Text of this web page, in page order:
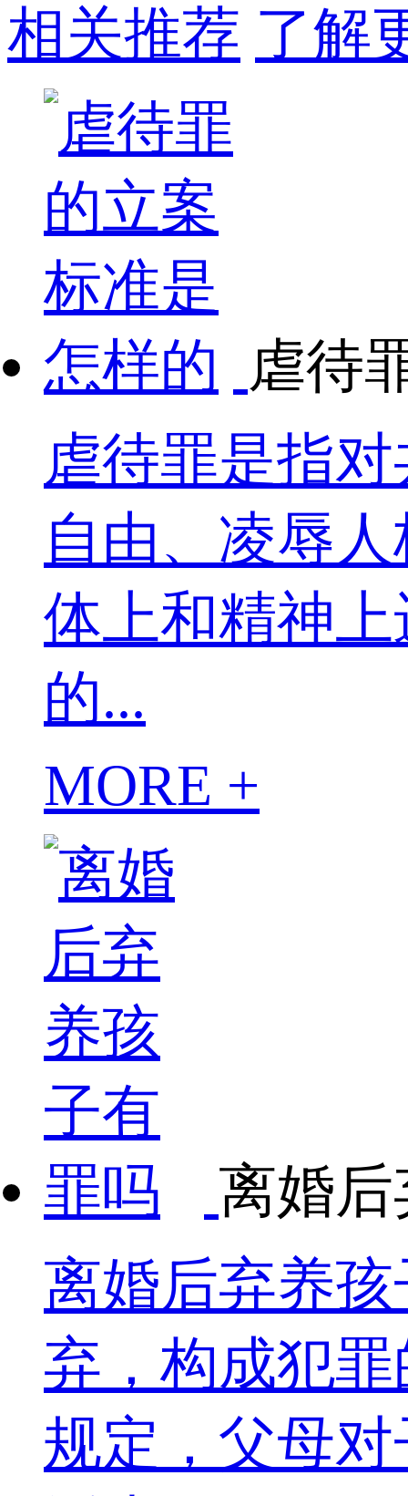
相关推荐 了解
虐待
虐待罪是指
自由、凌辱
体上和精神
的...
MORE +
离婚
离婚后弃养
弃，构成犯
规定，父母